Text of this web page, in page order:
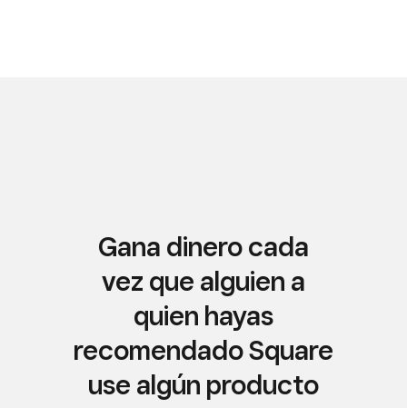
Gana dinero cada
vez que alguien a
quien hayas
recomendado Square
use algún producto